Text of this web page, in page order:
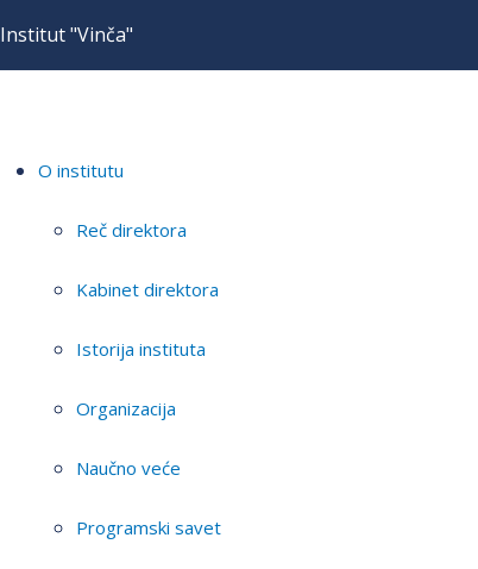
Institut "Vinča"
O institutu
Reč direktora
Kabinet direktora
Istorija instituta
Organizacija
Naučno veće
Programski savet